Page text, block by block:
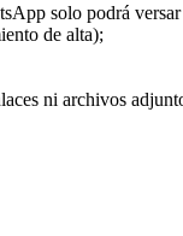
solo podrá versar
de alta);
ni archivos